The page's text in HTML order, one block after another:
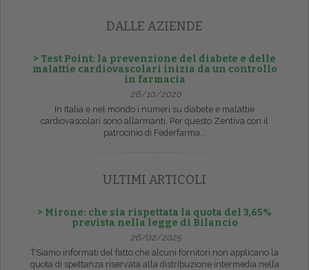
DALLE AZIENDE
> Test Point: la prevenzione del diabete e delle
malattie cardiovascolari inizia da un controllo
in farmacia
26/10/2020
In Italia e nel mondo i numeri su diabete e malattie
cardiovascolari sono allarmanti. Per questo Zentiva con il
patrocinio di Federfarma...
ULTIMI ARTICOLI
> Mirone: che sia rispettata la quota del 3,65%
prevista nella legge di Bilancio
26/02/2025
ŤSiamo informati del fatto che alcuni fornitori non applicano la
quota di spettanza riservata alla distribuzione intermedia nella